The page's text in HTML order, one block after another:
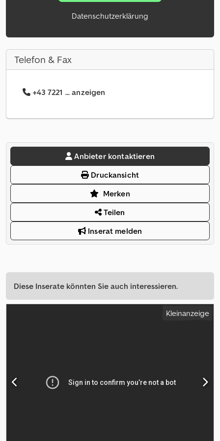
Datenschutzerklärung
Telefon & Fax
+43 7221 ... anzeigen
Anbieter kontaktieren
Druckansicht
Merken
Teilen
Inserat melden
Diese Inserate könnten Sie auch interessieren.
Kleinanzeige